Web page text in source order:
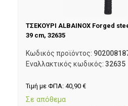
ΤΣΕΚΟΥΡΙ ALBAINOX Forged
39 cm, 32635
Κωδικός προϊόντος:
Εναλλακτικός κωδικός: 32635
Τιμή με ΦΠΑ: 40,90 €
Σε απόθεμα